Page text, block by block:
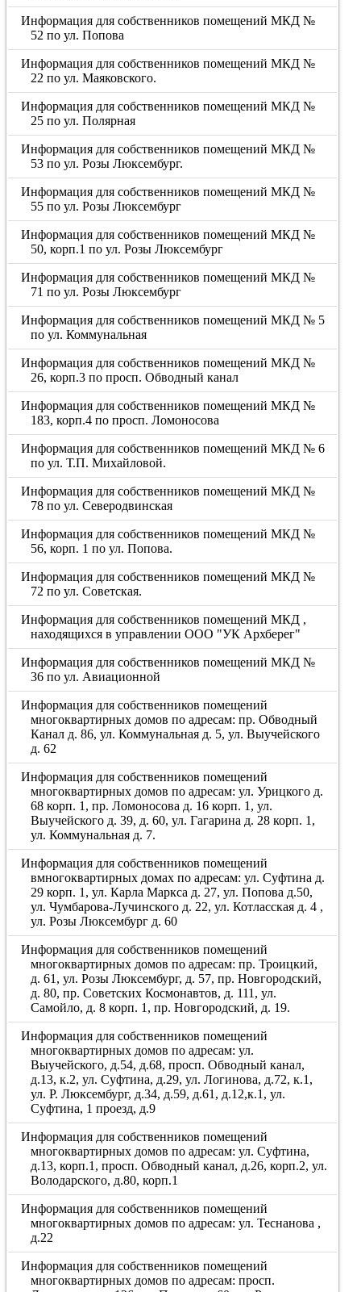
Информация для собственников помещений МКД №
52 по ул. Попова
Информация для собственников помещений МКД №
22 по ул. Маяковского.
Информация для собственников помещений МКД №
25 по ул. Полярная
Информация для собственников помещений МКД №
53 по ул. Розы Люксембург.
Информация для собственников помещений МКД №
55 по ул. Розы Люксембург
Информация для собственников помещений МКД №
50, корп.1 по ул. Розы Люксембург
Информация для собственников помещений МКД №
71 по ул. Розы Люксембург
Информация для собственников помещений МКД № 5
по ул. Коммунальная
Информация для собственников помещений МКД №
26, корп.3 по просп. Обводный канал
Информация для собственников помещений МКД №
183, корп.4 по просп. Ломоносова
Информация для собственников помещений МКД № 6
по ул. Т.П. Михайловой.
Информация для собственников помещений МКД №
78 по ул. Северодвинская
Информация для собственников помещений МКД №
56, корп. 1 по ул. Попова.
Информация для собственников помещений МКД №
72 по ул. Советская.
Информация для собственников помещений МКД ,
находящихся в управлении ООО "УК Архберег"
Информация для собственников помещений МКД №
36 по ул. Авиационной
Информация для собственников помещений
многоквартирных домов по адресам: пр. Обводный
Канал д. 86, ул. Коммунальная д. 5, ул. Выучейского
д. 62
Информация для собственников помещений
многоквартирных домов по адресам: ул. Урицкого д.
68 корп. 1, пр. Ломоносова д. 16 корп. 1, ул.
Выучейского д. 39, д. 60, ул. Гагарина д. 28 корп. 1,
ул. Коммунальная д. 7.
Информация для собственников помещений
вмногоквартирных домах по адресам: ул. Суфтина д.
29 корп. 1, ул. Карла Маркса д. 27, ул. Попова д.50,
ул. Чумбарова-Лучинского д. 22, ул. Котласская д. 4 ,
ул. Розы Люксембург д. 60
Информация для собственников помещений
многоквартирных домов по адресам: пр. Троицкий,
д. 61, ул. Розы Люксембург, д. 57, пр. Новгородский,
д. 80, пр. Советских Космонавтов, д. 111, ул.
Самойло, д. 8 корп. 1, пр. Новгородский, д. 19.
Информация для собственников помещений
многоквартирных домов по адресам: ул.
Выучейского, д.54, д.68, просп. Обводный канал,
д.13, к.2, ул. Суфтина, д.29, ул. Логинова, д.72, к.1,
ул. Р. Люксембург, д.34, д.59, д.61, д.12,к.1, ул.
Суфтина, 1 проезд, д.9
Информация для собственников помещений
многоквартирных домов по адресам: ул. Суфтина,
д.13, корп.1, просп. Обводный канал, д.26, корп.2, ул.
Володарского, д.80, корп.1
Информация для собственников помещений
многоквартирных домов по адресам: ул. Теснанова ,
д.22
Информация для собственников помещений
многоквартирных домов по адресам: просп.